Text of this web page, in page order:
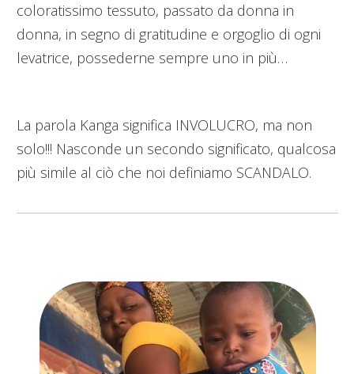
coloratissimo tessuto, passato da donna in
donna, in segno di gratitudine e orgoglio di ogni
levatrice, possederne sempre uno in più…
La parola Kanga significa INVOLUCRO, ma non
solo!!! Nasconde un secondo significato, qualcosa
più simile al ciò che noi definiamo SCANDALO.